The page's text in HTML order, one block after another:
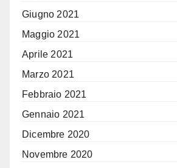
Giugno 2021
Maggio 2021
Aprile 2021
Marzo 2021
Febbraio 2021
Gennaio 2021
Dicembre 2020
Novembre 2020